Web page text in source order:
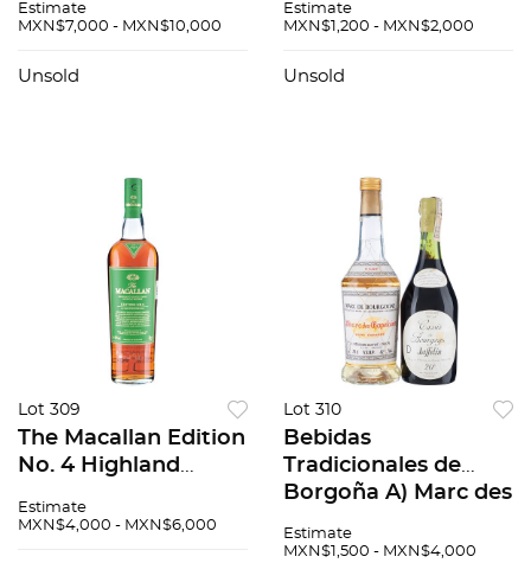
Champagne, Francia
Estimate
MXN$7,000 - MXN$10,000
Unsold
100
Estimate
MXN$1,200 - MXN$2,000
Unsold
Lot 309
The Macallan Edition
No. 4 Highland
Whisky
Estimate
MXN$4,000 - MXN$6,000
Lot 310
Bebidas
Tradicionales de
Borgoña A) Marc des
Jaffelin Cassis Licor
Estimate
MXN$1,500 - MXN$4,000